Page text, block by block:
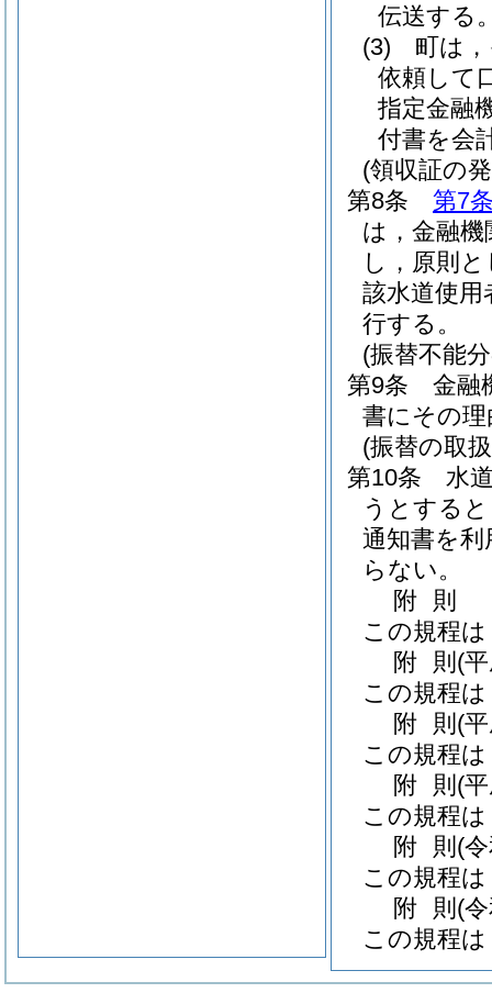
伝送する
(3)
町は
依頼して
指定金融
付書を会
(領収証の
第8条
第7
は，金融
し，原則
該水道使
行する。
(振替不能
第9条
金融
書にその
(振替の取
第10条
水
うとする
通知書を
らない。
附 則
この規程
附 則 (
この規程
附 則 (
この規程
附 則 (
この規程
附 則 (
この規程
附 則 (
この規程